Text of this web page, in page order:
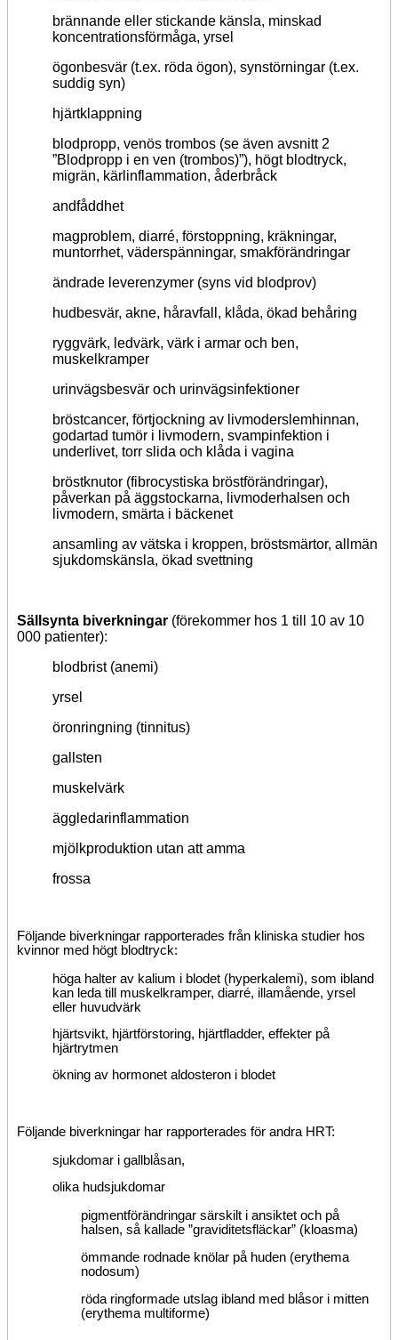
brännande eller stickande känsla, minskad
koncentrationsförmåga, yrsel
ögonbesvär (t.ex. röda ögon), synstörningar (t.ex.
suddig syn)
hjärtklappning
blodpropp, venös trombos (se även avsnitt 2
”Blodpropp i en ven (trombos)”), högt blodtryck,
migrän, kärlinflammation, åderbråck
andfåddhet
magproblem, diarré, förstoppning, kräkningar,
muntorrhet, väderspänningar, smakförändringar
ändrade leverenzymer (syns vid blodprov)
hudbesvär, akne, håravfall, klåda, ökad behåring
ryggvärk, ledvärk, värk i armar och ben,
muskelkramper
urinvägsbesvär och urinvägsinfektioner
bröstcancer, förtjockning av livmoderslemhinnan,
godartad tumör i livmodern, svampinfektion i
underlivet, torr slida och klåda i vagina
bröstknutor (fibrocystiska bröstförändringar),
påverkan på äggstockarna, livmoderhalsen och
livmodern, smärta i bäckenet
ansamling av vätska i kroppen, bröstsmärtor, allmän
sjukdomskänsla, ökad svettning
Sällsynta biverkningar (förekommer hos 1 till 10 av 10
000 patienter):
blodbrist (anemi)
yrsel
öronringning (tinnitus)
gallsten
muskelvärk
äggledarinflammation
mjölkproduktion utan att amma
frossa
Följande biverkningar rapporterades från kliniska studier hos
kvinnor med högt blodtryck:
höga halter av kalium i blodet (hyperkalemi), som ibland
kan leda till muskelkramper, diarré, illamående, yrsel
eller huvudvärk
hjärtsvikt, hjärtförstoring, hjärtfladder, effekter på
hjärtrytmen
ökning av hormonet aldosteron i blodet
Följande biverkningar har rapporterades för andra HRT:
sjukdomar i gallblåsan,
olika hudsjukdomar
pigmentförändringar särskilt i ansiktet och på
halsen, så kallade ”graviditetsfläckar” (kloasma)
ömmande rodnade knölar på huden (erythema
nodosum)
röda ringformade utslag ibland med blåsor i mitten
(erythema multiforme)